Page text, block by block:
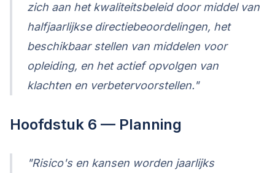
zich aan het kwaliteitsbeleid door middel van
halfjaarlijkse directiebeoordelingen, het
beschikbaar stellen van middelen voor
opleiding, en het actief opvolgen van
klachten en verbetervoorstellen."
Hoofdstuk 6 — Planning
"Risico's en kansen worden jaarlijks